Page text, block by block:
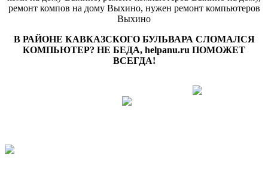
В РАЙОНЕ КАВКАЗСКОГО БУЛЬВАРА СЛОМАЛСЯ
КОМПЬЮТЕР? НЕ БЕДА, helpanu.ru ПОМОЖЕТ
ВСЕГДА!